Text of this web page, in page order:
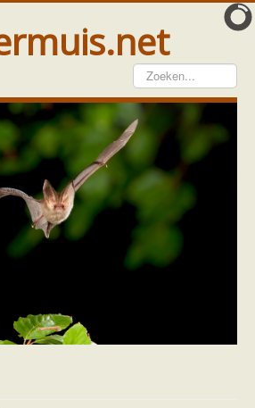
Vleermuis gezien
Waarneming doorgeven
Wat doen wij met meldingen
Telinstructie
doorgeven elders
en soorten
Over ons